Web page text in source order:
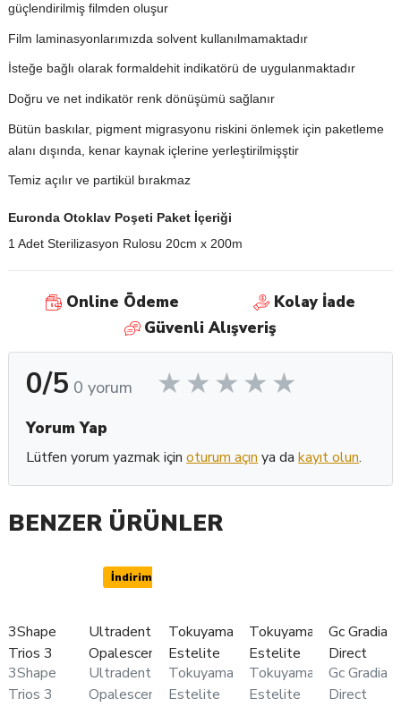
güçlendirilmiş filmden oluşur
Film laminasyonlarımızda solvent kullanılmamaktadır
İsteğe bağlı olarak formaldehit indikatörü de uygulanmaktadır
Doğru ve net indikatör renk dönüşümü sağlanır
Bütün baskılar, pigment migrasyonu riskini önlemek için paketleme
alanı dışında, kenar kaynak içlerine yerleştirilmişştir
Temiz açılır ve partikül bırakmaz
Euronda Otoklav Poşeti Paket İçeriği
1 Adet Sterilizasyon Rulosu 20cm x 200m
Online Ödeme
Kolay İade
Güvenli Alışveriş
0/5 0 yorum
Yorum Yap
Lütfen yorum yazmak içinoturum açın ya dakayıt olun.
BENZER ÜRÜNLER
3Shape
Trios 3
Pod Ağız
İçi Tarayıcı
3Shape
Trios 3
İndirimli
Ultradent
Opalescence
Boost
Ofis Tipi
Ultradent
Opalescence
Tokuyama
Estelite
Asteria
Kompozit
Tokuyama
Estelite
Tokuyama
Estelite
Sigma
Quick
Tokuyama
Estelite
Gc Gradia
Direct
Posterior
Kompozit
Gc Gradia
Direct